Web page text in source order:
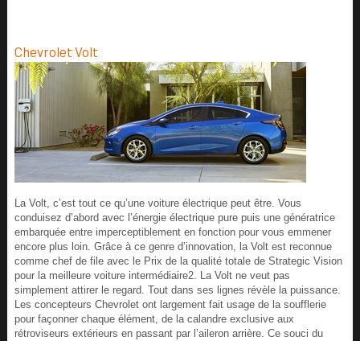
Chevrolet Volt
La Volt, c’est tout ce qu’une voiture électrique peut être. Vous
conduisez d’abord avec l’énergie électrique pure puis une génératrice
embarquée entre imperceptiblement en fonction pour vous emmener
encore plus loin. Grâce à ce genre d’innovation, la Volt est reconnue
comme chef de file avec le Prix de la qualité totale de Strategic Vision
pour la meilleure voiture intermédiaire2. La Volt ne veut pas
simplement attirer le regard. Tout dans ses lignes révèle la puissance.
Les concepteurs Chevrolet ont largement fait usage de la soufflerie
pour façonner chaque élément, de la calandre exclusive aux
rétroviseurs extérieurs en passant par l’aileron arrière. Ce souci du